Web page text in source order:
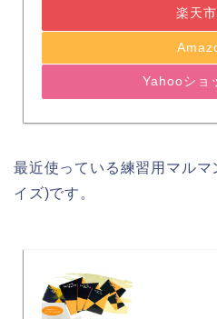
楽天
Yahooショ
最近使っている練習用マル
イズ)です。